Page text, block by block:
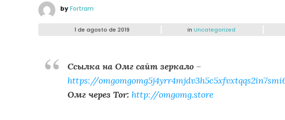
byFortram
1 de agosto de 2019 in Uncategorized
Ссылка на Омг сайт зеркало –
https://
Омг через Tor: http://omgomg.store